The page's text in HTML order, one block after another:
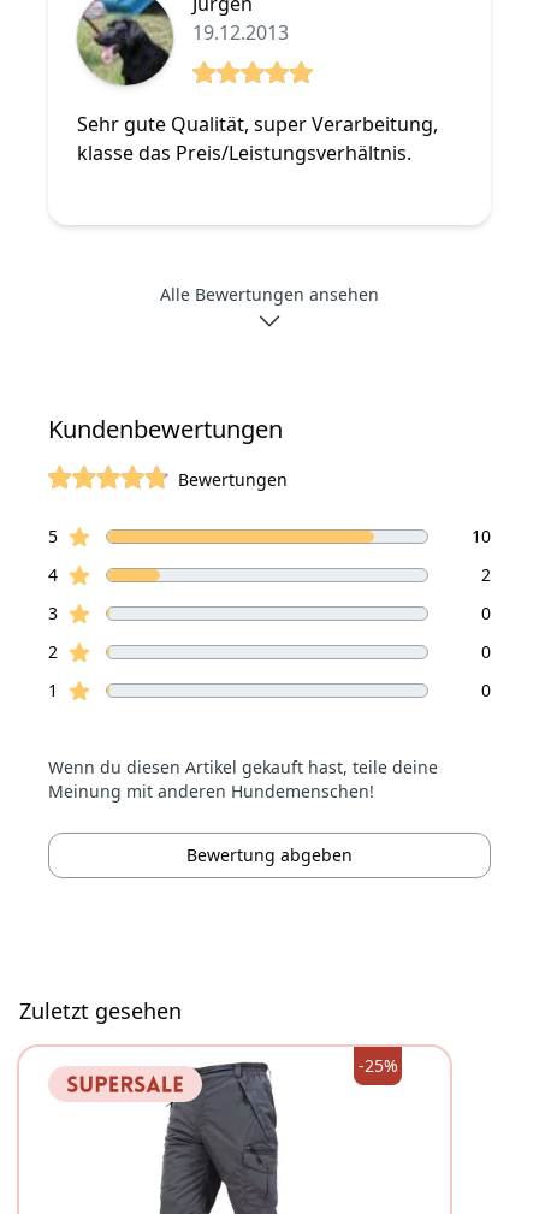
19.12.2013
Sehr gute Qualität, super Verarbeitung,
klasse das Preis/Leistungsverhältnis.
Alle Bewertungen ansehen
Kundenbewertungen
Bewertungen
Bewertungen
5Sterne Bewertungen
10
4Sterne Bewertungen
2
3Sterne Bewertungen
0
2 Sterne Bewertungen
0
1
Sterne Bewertungen 0
Wenn du diesen Artikel gekauft hast, teile deine
Meinung mit anderen Hundemenschen!
Bewertung abgeben
Zuletzt gesehen
-25%